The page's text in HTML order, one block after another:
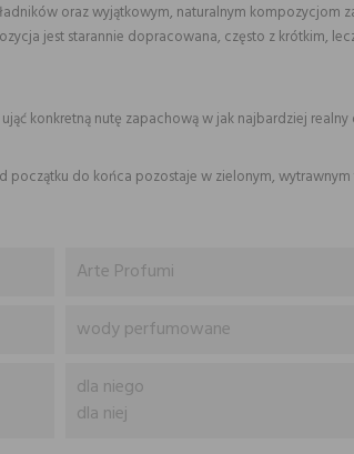
oraz wyjątkowym, naturalnym
jest starannie dopracowana, często z krótkim,
konkretną nutę zapachową w jak najbardziej
do końca pozostaje w zielonym,
Arte Profumi
wody perfumowane
dla niego
dla niej